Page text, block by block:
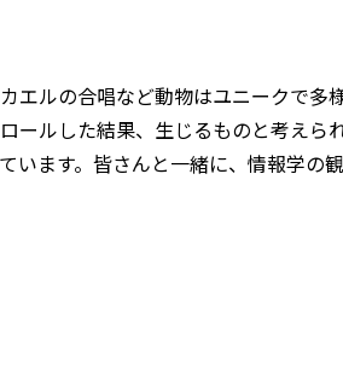
エルの合唱など動物はユニークで
ールした結果、生じるものと考え
います。皆さんと一緒に、情報学の